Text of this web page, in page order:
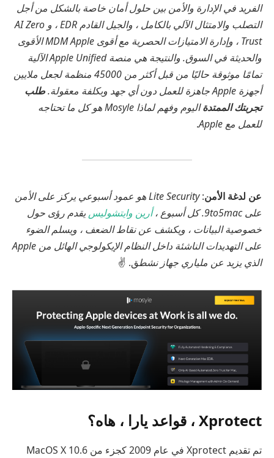
الفريد في الإدارة والأمن بين حلول أمان خاصة بالشكل من أجل
التصلب والامتثال الآلي بالكامل ، والجيل القادم EDR ، و AI Zero
Trust ، وإدارة الامتيازات الحصرية مع أقوى MDM Apple الأقوى
والحديثة في السوق. والنتيجة هي منصة Apple Unified الآلية
تمامًا موثوقة حاليًا من قبل أكثر من 45000 منظمة لجعل ملايين
أجهزة Apple جاهزة للعمل دون أي جهد وبكلفة معقولة.
طلب
تجربتك الممتدة
اليوم وفهم لماذا Mosyle هو كل ما تحتاجه
للعمل مع Apple
.
عن لدغة الأمن:
Lite Security هو عمود أسبوعي يركز على الأمن
على 9to5mac. كل أسبوع ،
أرين وايتشوليس يقدم رؤى حول
خصوصية البيانات ، ويكشف عن نقاط الضعف ، ويسلم الضوء
على التهديدات الناشئة داخل النظام الإيكولوجي الهائل من Apple
الذي يزيد عن ملياري جهاز نشطق. ✌
Xprotect ، قواعد يارا ، هاه؟
تم تقديم Xprotect في عام 2009 كجزء من MacOS X 10.6